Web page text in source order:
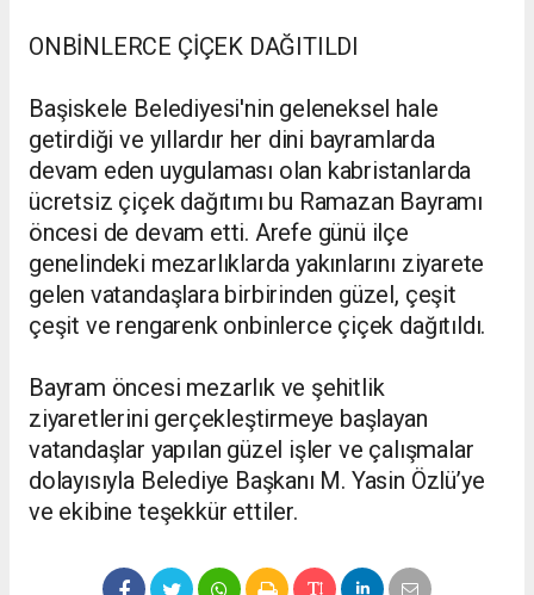
ONBİNLERCE ÇİÇEK DAĞITILDI
Başiskele Belediyesi'nin geleneksel hale
getirdiği ve yıllardır her dini bayramlarda
devam eden uygulaması olan kabristanlarda
ücretsiz çiçek dağıtımı bu Ramazan Bayramı
öncesi de devam etti. Arefe günü ilçe
genelindeki mezarlıklarda yakınlarını ziyarete
gelen vatandaşlara birbirinden güzel, çeşit
çeşit ve rengarenk onbinlerce çiçek dağıtıldı.
Bayram öncesi mezarlık ve şehitlik
ziyaretlerini gerçekleştirmeye başlayan
vatandaşlar yapılan güzel işler ve çalışmalar
dolayısıyla Belediye Başkanı M. Yasin Özlü’ye
ve ekibine teşekkür ettiler.